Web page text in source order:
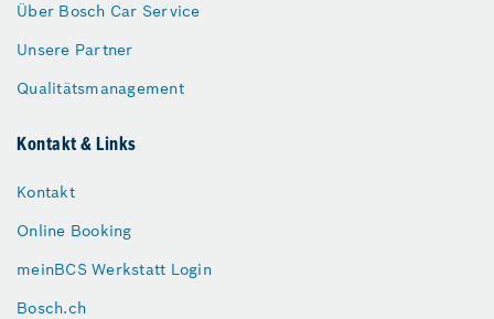
Über Bosch Car Service
Unsere Partner
Qualitätsmanagement
Kontakt & Links
Kontakt
Online Booking
meinBCS Werkstatt Login
Bosch.ch